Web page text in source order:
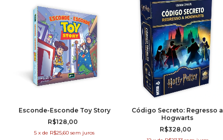
Esconde-Esconde Toy Story
R$128,00
5 x de R$25,60 sem juros
Código Secreto: Regresso a
Hogwarts
R$328,00